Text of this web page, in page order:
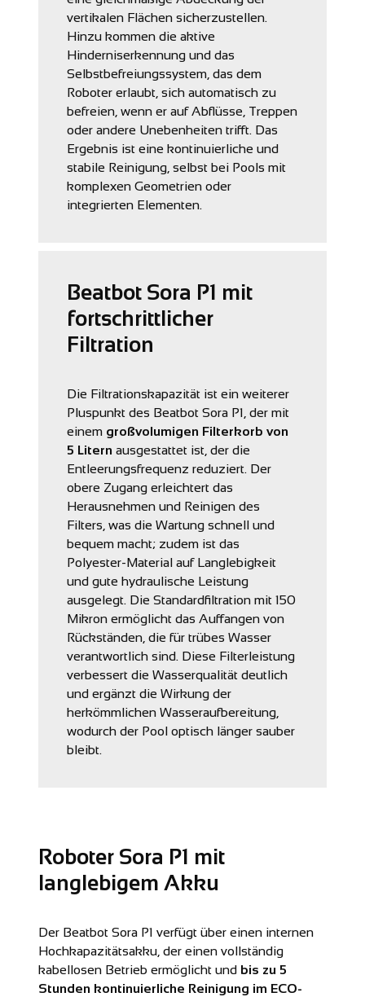
vertikalen Flächen sicherzustellen.
Hinzu kommen die aktive
Hinderniserkennung und das
Selbstbefreiungssystem, das dem
Roboter erlaubt, sich automatisch zu
befreien, wenn er auf Abflüsse, Treppen
oder andere Unebenheiten trifft. Das
Ergebnis ist eine kontinuierliche und
stabile Reinigung, selbst bei Pools mit
komplexen Geometrien oder
integrierten Elementen.
Beatbot Sora P1 mit
fortschrittlicher
Filtration
Die Filtrationskapazität ist ein weiterer
Pluspunkt des Beatbot Sora P1, der mit
einem großvolumigen Filterkorb von
5 Litern ausgestattet ist, der die
Entleerungsfrequenz reduziert. Der
obere Zugang erleichtert das
Herausnehmen und Reinigen des
Filters, was die Wartung schnell und
bequem macht; zudem ist das
Polyester-Material auf Langlebigkeit
und gute hydraulische Leistung
ausgelegt. Die Standardfiltration mit 150
Mikron ermöglicht das Auffangen von
Rückständen, die für trübes Wasser
verantwortlich sind. Diese Filterleistung
verbessert die Wasserqualität deutlich
und ergänzt die Wirkung der
herkömmlichen Wasseraufbereitung,
wodurch der Pool optisch länger sauber
bleibt.
Roboter Sora P1 mit
langlebigem Akku
Der Beatbot Sora P1 verfügt über einen internen
Hochkapazitätsakku, der einen vollständig
kabellosen Betrieb ermöglicht und bis zu 5
Stunden kontinuierliche Reinigung im ECO-